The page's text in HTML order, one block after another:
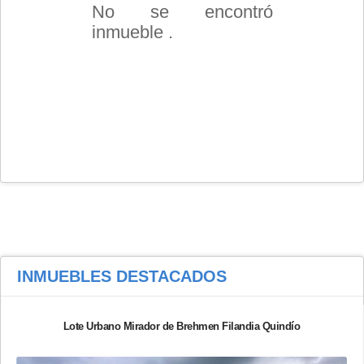
No se encontró
inmueble .
INMUEBLES DESTACADOS
Lote Urbano Mirador de Brehmen Filandia Quindío